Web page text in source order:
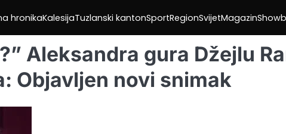
hronikaKalesijaTuzlanski kantonSportRegionSvijetMagazin
Aleksandra gura Džejlu
Objavljen novi snimak